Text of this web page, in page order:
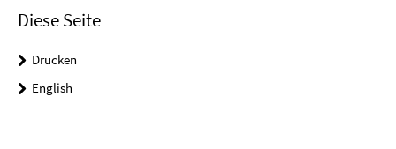
Diese Seite
Drucken
English